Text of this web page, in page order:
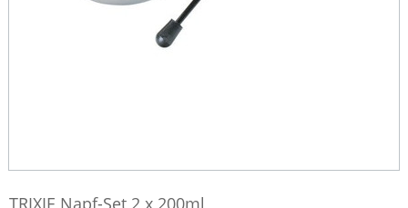
TRIXIE Napf-Set 2 x 200ml